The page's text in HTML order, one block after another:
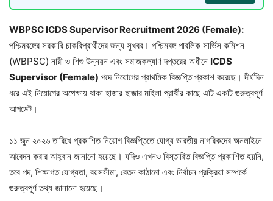
WBPSC ICDS Supervisor Recruitment 2026 (Female):
পশ্চিমবঙ্গের সরকারি চাকরিপ্রার্থীদের জন্য সুখবর। পশ্চিমবঙ্গ পাবলিক সার্ভিস কমিশন
(WBPSC) নারী ও শিশু উন্নয়ন এবং সমাজকল্যাণ দপ্তরের অধীনে ICDS
Supervisor (Female) পদে নিয়োগের প্রাথমিক বিজ্ঞপ্তি প্রকাশ করেছে। দীর্ঘদিন
ধরে এই নিয়োগের অপেক্ষায় থাকা হাজার হাজার মহিলা প্রার্থীর কাছে এটি একটি গুরুত্বপূর্ণ
আপডেট।
১১ জুন ২০২৬ তারিখে প্রকাশিত নিয়োগ বিজ্ঞপ্তিতে যোগ্য ভারতীয় নাগরিকদের অনলাইনে
আবেদন করার আহ্বান জানানো হয়েছে। যদিও এখনও বিস্তারিত বিজ্ঞপ্তি প্রকাশিত হয়নি,
তবে পদ, শিক্ষাগত যোগ্যতা, বয়সসীমা, বেতন কাঠামো এবং নির্বাচন প্রক্রিয়া সম্পর্কে
গুরুত্বপূর্ণ তথ্য জানানো হয়েছে।